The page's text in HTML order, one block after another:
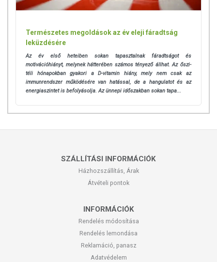
Természetes megoldások az év eleji fáradtság
leküzdésére
Az év első heteiben sokan tapasztalnak fáradtságot és
motivációhiányt, melynek hátterében számos tényező állhat. Az őszi-
téli hónapokban gyakori a D-vitamin hiány, mely nem csak az
immunrendszer működésére van hatással, de a hangulatot és az
energiaszintet is befolyásolja. Az ünnepi időszakban sokan tapa...
SZÁLLÍTÁSI INFORMÁCIÓK
Házhozszállítás, Árak
Átvételi pontok
INFORMÁCIÓK
Rendelés módosítása
Rendelés lemondása
Reklamáció, panasz
Adatvédelem